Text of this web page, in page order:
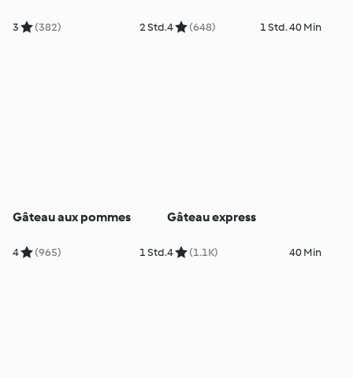
3 (382) 2 Std.4 (648) 1 Std. 40 Min
Gâteau aux pommes
4 (965) 1 Std.
Gâteau express
4 (1.1K) 40 Min